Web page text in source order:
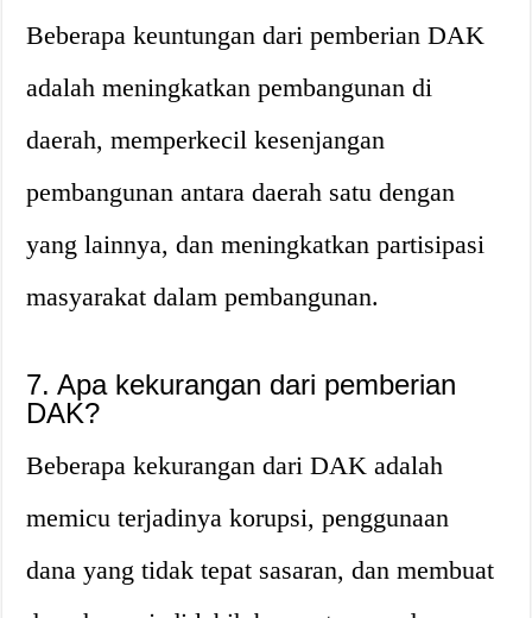
Beberapa keuntungan dari pemberian DAK
adalah meningkatkan pembangunan di
daerah, memperkecil kesenjangan
pembangunan antara daerah satu dengan
yang lainnya, dan meningkatkan partisipasi
masyarakat dalam pembangunan.
7. Apa kekurangan dari pemberian
DAK?
Beberapa kekurangan dari DAK adalah
memicu terjadinya korupsi, penggunaan
dana yang tidak tepat sasaran, dan membuat